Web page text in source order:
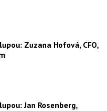
Zuzana Hofová, CFO,
Jan Rosenberg,